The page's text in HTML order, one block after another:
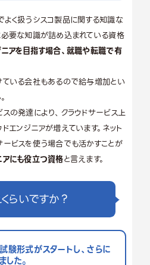
く扱うシスコ製品に関する知識な
必要な知識が詰め込まれている資格
アを目指す場合、就職や転職で有
いる会社もあるので給与増加とい
の発達により、クラウドサービス上
エンジニアが増えています。ネット
ビスを使う場合でも活かすことが
アにも役立つ資格と言えます。
らいですか？
形式がスタートし、さらに
た。